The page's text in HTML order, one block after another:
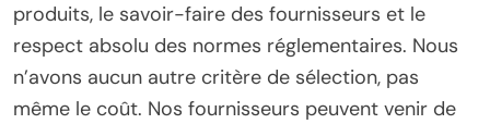
produits, le savoir-faire des fournisseurs et le
respect absolu des normes réglementaires. Nous
n’avons aucun autre critère de sélection, pas
même le coût. Nos fournisseurs peuvent venir de